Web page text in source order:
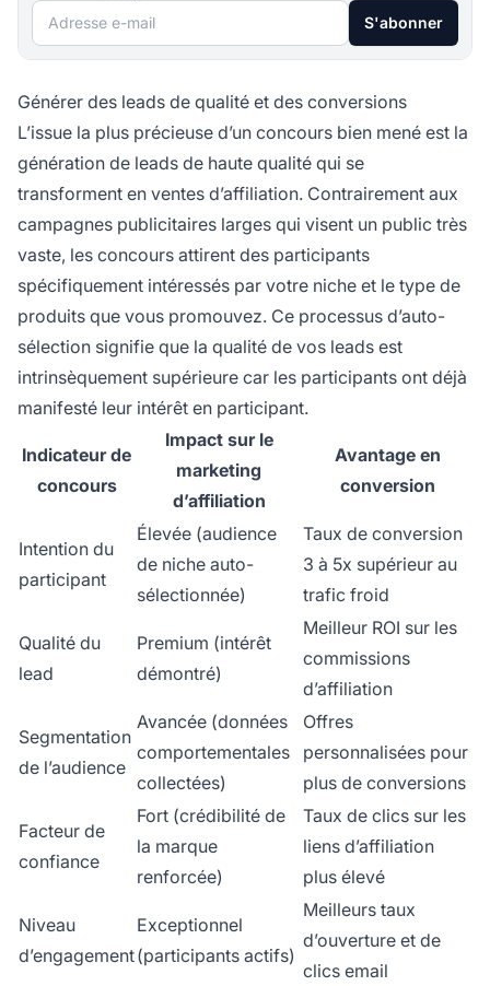
Adresse e-mail S'abonner
Générer des leads de qualité et des conversions
L’issue la plus précieuse d’un concours bien mené est la
génération de leads de haute qualité qui se
transforment en ventes d’affiliation. Contrairement aux
campagnes publicitaires larges qui visent un public très
vaste, les concours attirent des participants
spécifiquement intéressés par votre niche et le type de
produits que vous promouvez. Ce processus d’auto-
sélection signifie que la qualité de vos leads est
intrinsèquement supérieure car les participants ont déjà
manifesté leur intérêt en participant.
Indicateur de
concours
Impact sur le
marketing
d’affiliation
Avantage en
conversion
Intention du
participant
Élevée (audience
de niche auto-
sélectionnée)
Taux de conversion
3 à 5x supérieur au
trafic froid
Qualité du
lead
Premium (intérêt
démontré)
Meilleur ROI sur les
commissions
d’affiliation
Segmentation
de l’audience
Avancée (données
comportementales
collectées)
Offres
personnalisées pour
plus de conversions
Facteur de
confiance
Fort (crédibilité de
la marque
renforcée)
Taux de clics sur les
liens d’affiliation
plus élevé
Niveau
d’engagement
Exceptionnel
(participants actifs)
Meilleurs taux
d’ouverture et de
clics email